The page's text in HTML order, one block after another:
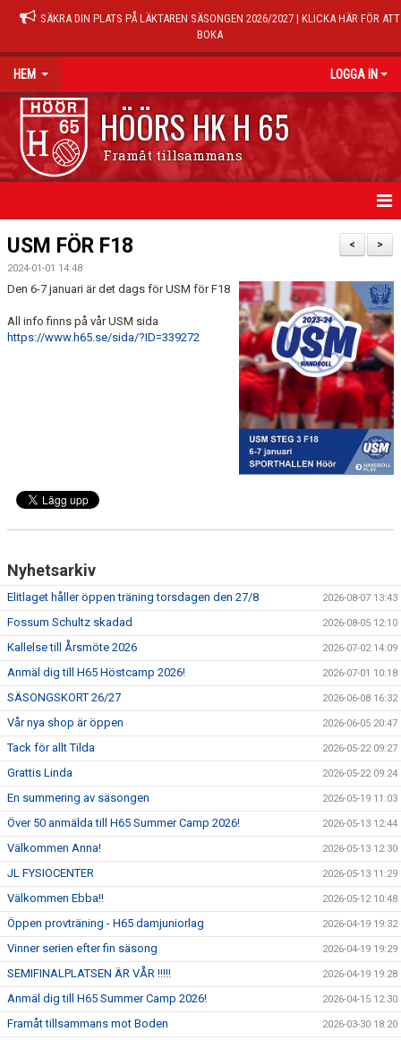
SÄKRA DIN PLATS PÅ LÄKTAREN SÄSONGEN 2026/2027 | KLICKA HÄR FÖR ATT
BOKA
HEM LOGGA IN
HÖÖRS HK H 65
Framåt tillsammans
HEM
NYHETER
KALENDER
HANDBOLLSAKADEMIN
IDROTTSFÖRSÄKRINGAR
>
<
USM FÖR F18
2024-01-01 14:48
Den 6-7 januari är det dags för USM för F18
All info finns på vår USM sida
https://www.h65.se/sida/?ID=339272
Nyhetsarkiv
Elitlaget håller öppen träning torsdagen den 27/8 2026-08-07 13:43
Fossum Schultz skadad 2026-08-05 12:10
Kallelse till Årsmöte 2026 2026-07-02 14:09
Anmäl dig till H65 Höstcamp 2026! 2026-07-01 10:18
SÄSONGSKORT 26/27 2026-06-08 16:32
Vår nya shop är öppen 2026-06-05 20:47
Tack för allt Tilda 2026-05-22 09:27
Grattis Linda 2026-05-22 09:24
En summering av säsongen 2026-05-19 11:03
Över 50 anmälda till H65 Summer Camp 2026! 2026-05-13 12:44
Välkommen Anna! 2026-05-13 12:30
JL FYSIOCENTER 2026-05-13 11:29
Välkommen Ebba!! 2026-05-12 10:48
Öppen provträning - H65 damjuniorlag 2026-04-19 19:32
Vinner serien efter fin säsong 2026-04-19 19:29
SEMIFINALPLATSEN ÄR VÅR !!!!! 2026-04-19 19:28
Anmäl dig till H65 Summer Camp 2026! 2026-04-15 12:30
Framåt tillsammans mot Boden 2026-03-30 18:20